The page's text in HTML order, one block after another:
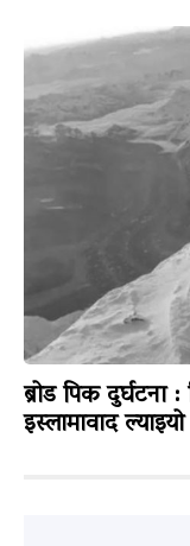
ब्रोड पिक दुर्घटना
इस्लामावाद ल्याइयो